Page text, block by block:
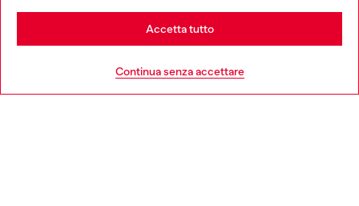
Continua senza accettare
Accetta tutto